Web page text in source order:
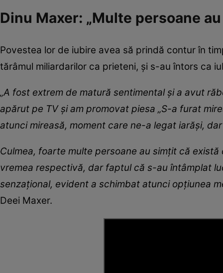
Dinu Maxer: „Multe persoane
Povestea lor de iubire avea să prindă contur în
tărâmul miliardarilor ca prieteni, și s-au întors ca
„A fost extrem de matură sentimental și a avut
apărut pe TV și am promovat piesa „S-a furat
atunci mireasă, moment care ne-a legat iarăși,
Culmea, foarte multe persoane au simțit că
vremea respectivă, dar faptul că s-au întâmplat
senzațional, evident a schimbat atunci opțiunea
Deei Maxer.